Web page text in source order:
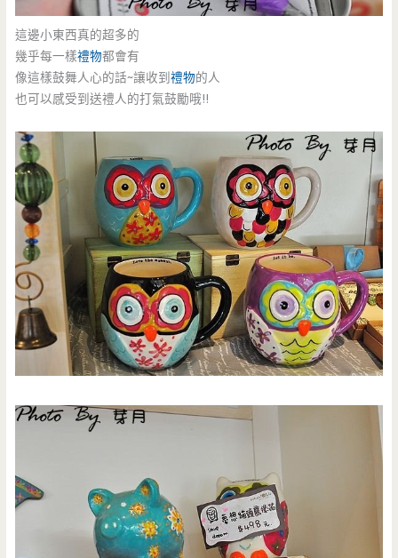
這邊小東西真的超多的
幾乎每一樣禮物都會有
像這樣鼓舞人心的話~讓收到禮物的人
也可以感受到送禮人的打氣鼓勵哦!!